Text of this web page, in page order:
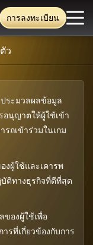
การลงทะเบียน
วจสอบข้อมูลล่าสุด: เล่น
ว
ระมวลผลข้อมูล
อนุญาตให้ผู้ใช้เข้า
รถเข้าร่วมในเกม
งผู้ใช้และเคารพ
ติทางธุรกิจที่ดีที่สุด
ของผู้ใช้เพื่อ
รที่เกี่ยวข้องกับการ